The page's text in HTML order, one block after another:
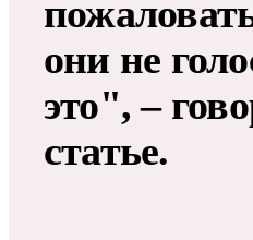
они не
это", –
статье.